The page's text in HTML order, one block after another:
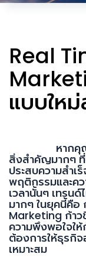
Real
แบบให
หากคุ
สิ่งสำคัญมากๆ
ประสบความสำเ
พฤติกรรมและค
เวลานั้นๆ เทรน
มากๆ ในยุคนี้คือ
Marketing ก้า
ความพึงพอใจให้
ต้องการให้ธุรกิ
เหมาะสม